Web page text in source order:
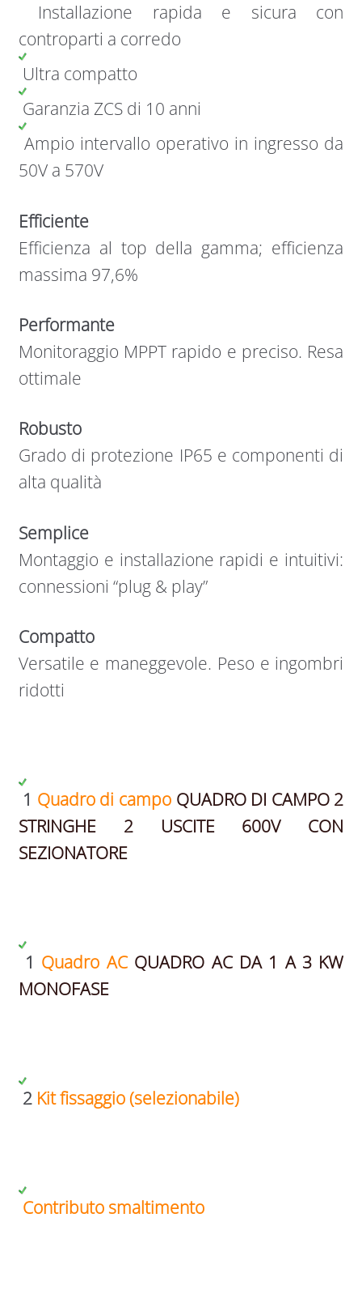
Installazione rapida e sicura con
controparti a corredo
Ultra compatto
Garanzia ZCS di 10 anni
Ampio intervallo operativo in ingresso da
50V a 570V
Efficiente
Efficienza al top della gamma; efficienza
massima 97,6%
Performante
Monitoraggio MPPT rapido e preciso. Resa
ottimale
Robusto
Grado di protezione IP65 e componenti di
alta qualità
Semplice
Montaggio e installazione rapidi e intuitivi:
connessioni “plug & play”
Compatto
Versatile e maneggevole. Peso e ingombri
ridotti
1 Quadro di campo QUADRO DI CAMPO 2
STRINGHE 2 USCITE 600V CON
SEZIONATORE
1 Quadro AC QUADRO AC DA 1 A 3 KW
MONOFASE
2 Kit fissaggio (selezionabile)
Contributo smaltimento